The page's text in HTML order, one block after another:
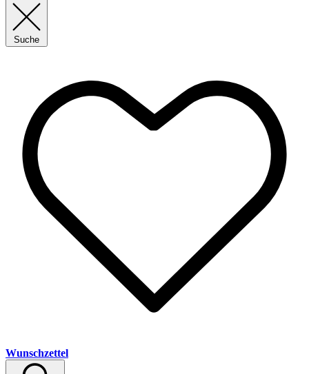
Suche
Wunschzettel